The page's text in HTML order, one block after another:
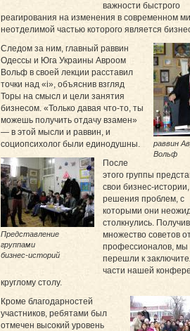
важности быстрого
реагирования на изменения в современном
неотделимой частью которого является
раввин
Вольф
Следом за ним, главный раввин
Одессы и Юга Украины Авроом
Вольф в своей лекции расставил
точки над «i», объяснив взгляд
Торы на смысл и цели занятия
бизнесом. «Только давая что-то, ты
можешь получить отдачу взамен»
— в этой мысли и раввин, и
социопсихолог были единодушны.
Представление
группами
бизнес-историй
После
этого группы
свои бизнес-
решения проблем, с
которыми они
столкнулись. Получив
множество советов
профессионалов, мы
перешли к
части нашей
круглому столу.
Кроме благодарностей
участников, ребятами был
отмечен высокий уровень